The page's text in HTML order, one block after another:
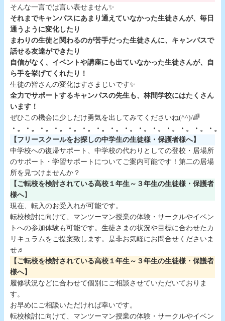
そんな一言では言い表せません✨
それまでキャンパスにあまり通えていなかった生徒さんが、毎日
通うように変化したり
まわりの生徒と関わるのが苦手だった生徒さんに、キャンパスで
話せる友達ができたり
自信がなく、イベントや講座にも出ていなかった生徒さんが、自
ら手を挙げてくれたり！
生徒の皆さんの変化はすさまじいです✨
全力でサポートするキャンパスの先生も、林間学校にはたくさん
います！
ぜひこの機会に少しだけ勇気を出してみてくださいね(^^)/🌈
・。・。・。・。・。・。・。・。・。・。・。・。・。・。・。
【フリースクールをお探しの中学生の生徒様・保護者様へ】
中学校への復帰サポート、中学校の代わりとしての登校・居場所
のサポート・学習サポートについてご案内可能です！第二の居場
所を見つけませんか？
【ご転校を検討されている高校１年生～３年生の生徒様・保護者
様へ】
現在、転入のお受入れが可能です。
転校検討に向けて、マンツーマン授業の体験・サークルやイベン
トへの参加体験も可能です。生徒さまの状況や目標に合わせたカ
リキュラムをご提案致します。是非お気軽にお問合せくださいま
せ♬
【ご転校を検討されている高校１年生～３年生の生徒様・保護者
様へ】
履修状況などに合わせて個別にご相談させていただいておりま
す。
お早めにご相談いただければ幸いです。
転校検討に向けて、マンツーマン授業の体験・サークルやイベン